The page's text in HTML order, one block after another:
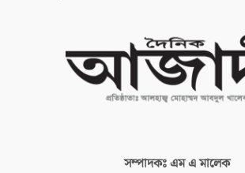
সম্পাদকঃএম এ মালেক